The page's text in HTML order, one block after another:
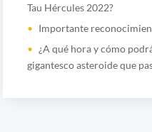
Tau Hércules 2022?
Importante
¿A qué hora y cómo
gigantesco asteroide que